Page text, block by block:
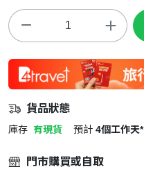
貨品狀態
庫存 有現貨 預計 4個工作天*
門市購買或自取